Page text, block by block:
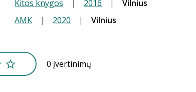
Kitos knygos | 2016 |
Vilnius
AMK | 2020 | Vilnius
0 įvertinimų